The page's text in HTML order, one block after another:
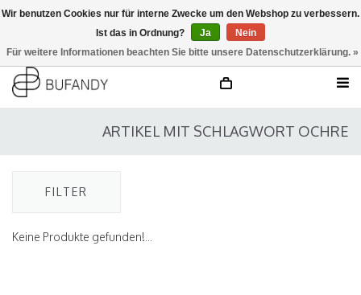
ARTIKEL MIT SCHLAGWORT OCHRE
FILTER
Keine Produkte gefunden!...
Wir benutzen Cookies nur für interne Zwecke um den Webshop zu verbessern.
Ist das in Ordnung?
Ja
Nein
Für weitere Informationen beachten Sie bitte unsere Datenschutzerklärung. »